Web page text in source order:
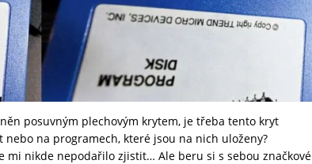
posuvným plechovým krytem, je třeba tento kryt
na programech, které jsou na nich uloženy?
mi nikde nepodařilo zjistit… Ale beru si s sebou značkové